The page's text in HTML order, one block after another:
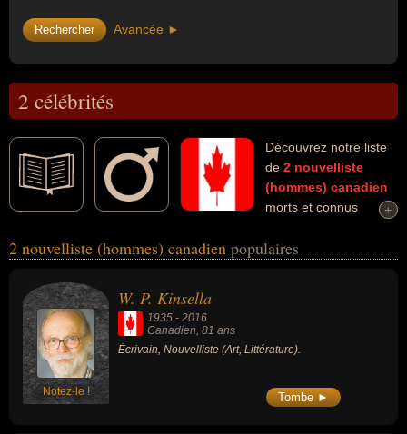
Avancée ►
2 célébrités
Découvrez notre liste
de 2 nouvelliste
(hommes) canadien
morts et connus
personnalités (de sexe masculin) peuvent avoir des liens variés
peuvent également avoir été écrivain, artiste, autobiographe,
biographe, essayiste, poète ou romancier.
+
+
2 nouvelliste (hommes) canadien populaires
Notez-le !
W. P. Kinsella
1935 - 2016
Canadien, 81 ans
Écrivain, Nouvelliste (Art, Littérature).
Tombe ►